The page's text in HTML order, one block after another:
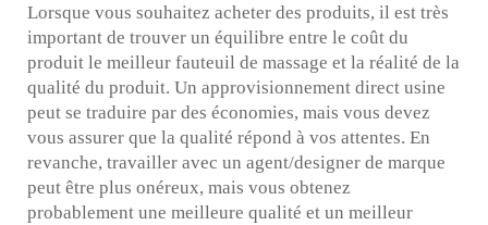
Lorsque vous souhaitez acheter des produits, il est très
important de trouver un équilibre entre le coût du
produit le meilleur fauteuil de massage et la réalité de la
qualité du produit. Un approvisionnement direct usine
peut se traduire par des économies, mais vous devez
vous assurer que la qualité répond à vos attentes. En
revanche, travailler avec un agent/designer de marque
peut être plus onéreux, mais vous obtenez
probablement une meilleure qualité et un meilleur